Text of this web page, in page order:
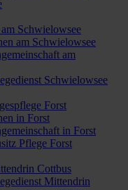
Schwielowsee
am Schwielowsee
am
Schwielowsee
Forst
in Forst
in Forst
Pflege Forst
Cottbus
Mittendrin